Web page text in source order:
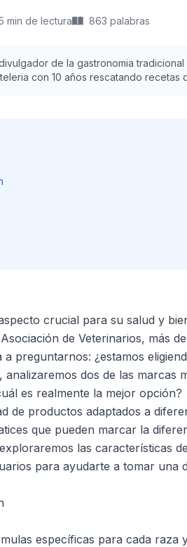
min de lectura 863 palabras
de la gastronomia tradicional
con 10 años rescatando recetas
crucial para su salud y
de Veterinarios, más
preguntarnos: ¿estamos
dos de las marcas
es realmente la mejor opción?
de productos adaptados a
que pueden marcar la
las características
para ayudarte a tomar una
específicas para cada raza